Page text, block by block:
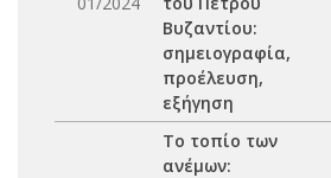
Βυζαντίου:
σημειογραφία,
προέλευση,
εξήγηση
Το τοπίο των
ανέμων: